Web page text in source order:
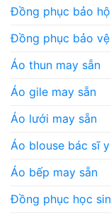
Đồng phục bảo
Đồng phục bảo
Áo thun may sẵn
Áo gile may sẵn
Áo lưới may sẵn
Áo blouse bác sĩ
Áo bếp may sẵn
Đồng phục học